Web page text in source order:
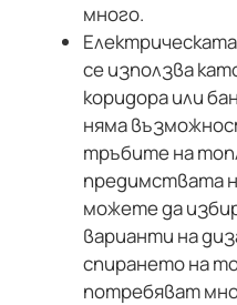
много.
се използва
коридора или
няма
тръбите на
предимствата
можете да
варианти на
спирането на
потребяват